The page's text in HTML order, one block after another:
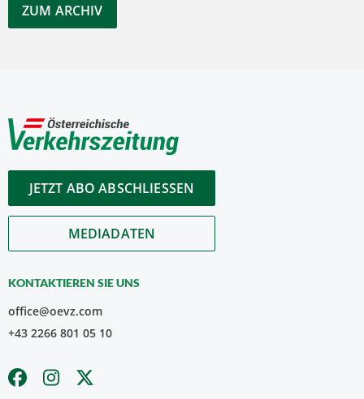
ZUM ARCHIV
JETZT ABO ABSCHLIESSEN
MEDIADATEN
KONTAKTIEREN SIE UNS
office@oevz.com
+43 2266 801 05 10